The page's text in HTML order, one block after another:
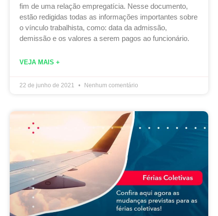
fim de uma relação empregatícia. Nesse documento,
estão redigidas todas as informações importantes sobre
o vínculo trabalhista, como: data da admissão,
demissão e os valores a serem pagos ao funcionário.
VEJA MAIS +
22 de junho de 2021 Nenhum comentário